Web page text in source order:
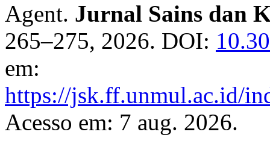
Agent. Jurnal Sains dan
265–275, 2026. DOI:
em:
https://jsk.ff.unmul.ac.id/
Acesso em: 7 aug. 2026.